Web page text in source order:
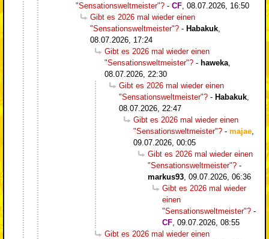
"Sensationsweltmeister"? - CF 08.07.2026, 16:50
Gibt es 2026 mal wieder einen
"Sensationsweltmeister"? - Habakuk
08.07.2026, 17:24
Gibt es 2026 mal wieder einen
"Sensationsweltmeister"? - haweka
08.07.2026, 22:30
Gibt es 2026 mal wieder einen
"Sensationsweltmeister"? - Habakuk
08.07.2026, 22:47
Gibt es 2026 mal wieder einen
"Sensationsweltmeister"? - majae
09.07.2026, 00:05
Gibt es 2026 mal wieder einen
"Sensationsweltmeister"? -
markus93 09.07.2026, 06:36
Gibt es 2026 mal wieder
einen
"Sensationsweltmeister"? -
CF 09.07.2026, 08:55
Gibt es 2026 mal wieder einen